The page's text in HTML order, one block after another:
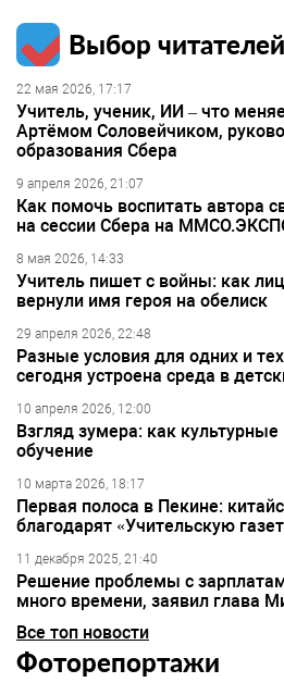
Выбор читателей
22 мая 2026, 17:17
Учитель, ученик, ИИ – что
Артёмом Соловейчиком,
образования Сбера
9 апреля 2026, 21:07
Как помочь воспитать автора
на сессии Сбера на
8 мая 2026, 14:33
Учитель пишет с войны: как
вернули имя героя на обелиск
29 апреля 2026, 22:48
Разные условия для одних и
сегодня устроена среда в
10 апреля 2026, 12:00
Взгляд зумера: как
обучение
10 марта 2026, 18:17
Первая полоса в Пекине:
благодарят «Учительскую
11 декабря 2025, 21:40
Решение проблемы с
много времени, заявил глава
Все топ новости
Фоторепортажи